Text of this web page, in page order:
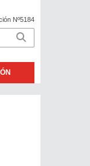
Nº5184